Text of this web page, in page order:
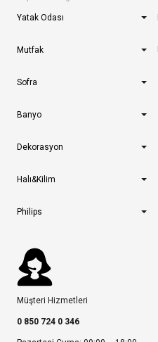
Yatak Odası
Mutfak
Sofra
Banyo
Dekorasyon
Halı&Kilim
Philips
Müşteri Hizmetleri
0 850 724 0 346